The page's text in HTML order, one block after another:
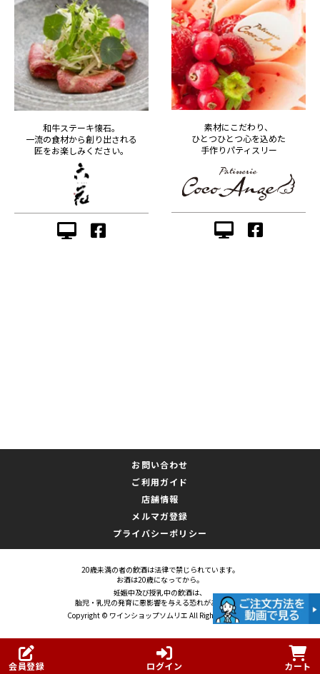
会員登録 ログイン カート
和牛ステーキ懐石。
一流の食材から創り出される
匠をお楽しみください。
素材にこだわり、
ひとつひとつ心を込めた
手作りパティスリー
お問い合わせ
ご利用ガイド
店舗情報
メルマガ登録
プライバシーポリシー
20歳未満の者の飲酒は法律で禁じられています。
お酒は20歳になってから。
妊娠中及び授乳中の飲酒は、
胎児・乳児の発育に悪影響を与える恐れがあります。
Copyright © ワインショップソムリエ All Rights Reserved.